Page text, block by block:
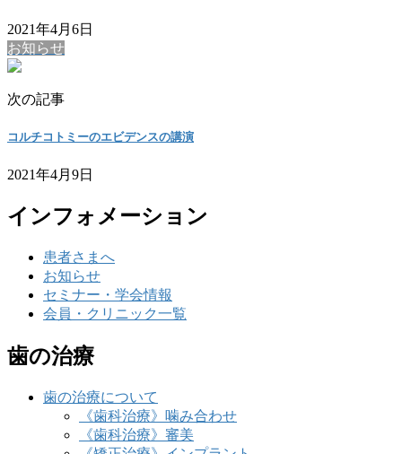
2021年4月6日
お知らせ
次の記事
コルチコトミーのエビデンスの講演
2021年4月9日
インフォメーション
患者さまへ
お知らせ
セミナー・学会情報
会員・クリニック一覧
歯の治療
歯の治療について
《歯科治療》噛み合わせ
《歯科治療》審美